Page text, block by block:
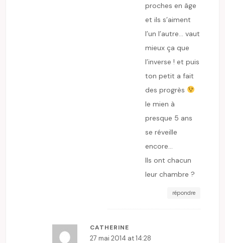
proches en âge
et ils s’aiment
l’un l’autre… vaut
mieux ça que
l’inverse ! et puis
ton petit a fait
des progrès
le mien à
presque 5 ans
se réveille
encore…
Ils ont chacun
leur chambre ?
répondre
CATHERINE
27 mai 2014 at 14:28